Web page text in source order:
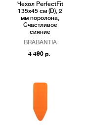
Чехол PerfectFit
135x45 см (D), 2
мм поролона,
Счастливое
сияние
BRABANTIA
4 490 р.